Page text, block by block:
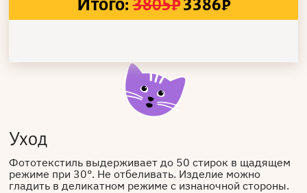
Итого: 3805₽3386₽
Уход
Фототекстиль выдерживает до 50 стирок в щадящем
режиме при 30°. Не отбеливать. Изделие можно
гладить в деликатном режиме с изнаночной стороны.